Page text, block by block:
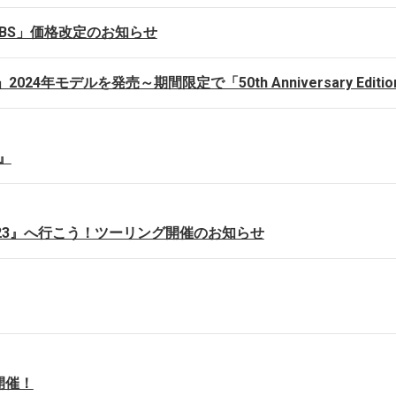
」価格改定のお知らせ
2024年モデルを発売～期間限定で「50th Anniversary
』へ行こう！ツーリング開催のお知らせ
！